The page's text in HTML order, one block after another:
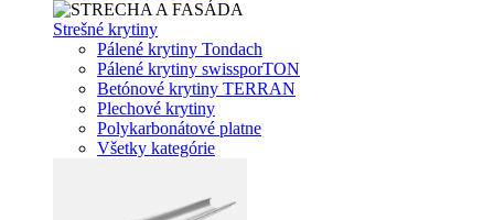
Strešné krytiny
Pálené krytiny Tondach
Pálené krytiny swissporTON
Betónové krytiny TERRAN
Plechové krytiny
Polykarbonátové platne
Všetky kategórie